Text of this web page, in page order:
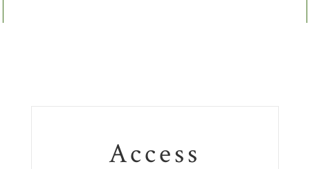
Access